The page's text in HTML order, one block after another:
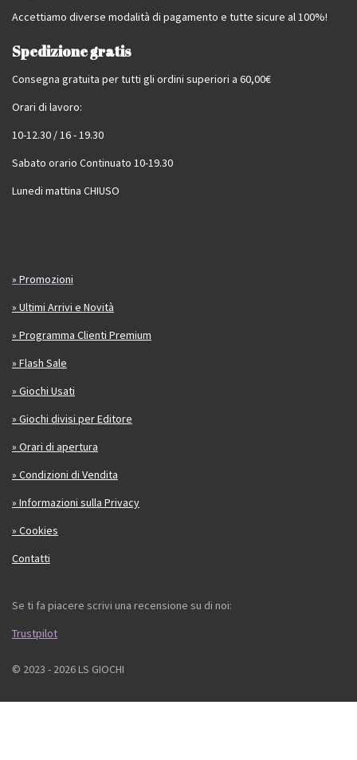
Accettiamo diverse modalità di pagamento e tutte sicure al 100%!
Spedizione gratis
Consegna gratuita per tutti gli ordini superiori a 60,00€
Orari di lavoro:
10-12.30 / 16 - 19.30
Sabato orario Continuato 10-19.30
Lunedi mattina CHIUSO
» Promozioni
» Ultimi Arrivi e Novità
» Programma Clienti Premium
» Flash Sale
» Giochi Usati
» Giochi divisi per Editore
» Orari di apertura
» Condizioni di Vendita
» Informazioni sulla Privacy
» Cookies
Contatti
Se ti fa piacere scrivi una recensione su di noi:
Trustpilot
© 2023 - 2026 LS GIOCHI